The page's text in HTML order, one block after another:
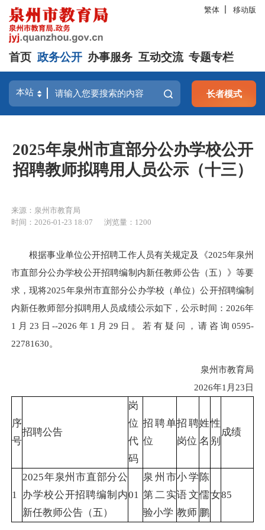
繁体 移动版
首页 政务公开 办事服务 互动交流 专题专栏
长者模式
2025年泉州市直部分公办学校公开
招聘教师拟聘用人员公示（十三）
来源：泉州市教育局
时间：2026-01-23 18:07
浏览量： 1200
根据事业单位公开招聘工作人员有关规定及《2025年泉州
市直部分公办学校公开招聘编制内新任教师公告（五）》等要
求，现将2025年泉州市直部分公办学校（单位）公开招聘编制
内新任教师部分拟聘用人员成绩公示如下，公示时间：2026年
1月23日--2026年1月29日。若有疑问，请咨询0595-
22781630。
泉州市教育局
2026年1月23日
序
号
招聘公告
岗
位
代
码
招聘单
位
招聘
岗位
姓
名
性
别
成绩
1
2025年泉州市直部分公
办学校公开招聘编制内
新任教师公告（五）
01
泉州市
第二实
验小学
小学
语文
教师
陈
儒
鹏
女85